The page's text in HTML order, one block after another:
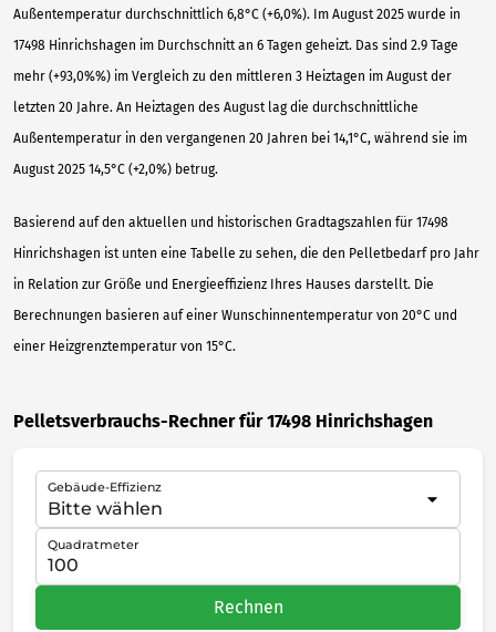
Außentemperatur durchschnittlich 6,8°C (+6,0%). Im August 2025 wurde in
17498 Hinrichshagen im Durchschnitt an 6 Tagen geheizt. Das sind 2.9 Tage
mehr (+93,0%%) im Vergleich zu den mittleren 3 Heiztagen im August der
letzten 20 Jahre. An Heiztagen des August lag die durchschnittliche
Außentemperatur in den vergangenen 20 Jahren bei 14,1°C, während sie im
August 2025 14,5°C (+2,0%) betrug.
Basierend auf den aktuellen und historischen Gradtagszahlen für 17498
Hinrichshagen ist unten eine Tabelle zu sehen, die den Pelletbedarf pro Jahr
in Relation zur Größe und Energieeffizienz Ihres Hauses darstellt. Die
Berechnungen basieren auf einer Wunschinnentemperatur von 20°C und
einer Heizgrenztemperatur von 15°C.
Pelletsverbrauchs-Rechner für 17498 Hinrichshagen
Gebäude-Effizienz
Quadratmeter
Rechnen